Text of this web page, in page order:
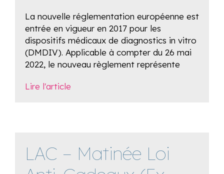
La nouvelle réglementation européenne est
entrée en vigueur en 2017 pour les
dispositifs médicaux de diagnostics in vitro
(DMDIV). Applicable à compter du 26 mai
2022, le nouveau règlement représente
Lire l'article
LAC – Matinée Loi